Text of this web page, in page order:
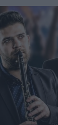
ai
l
ρ
α
σ
τε
ίτ
ε